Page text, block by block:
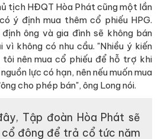
tịch HĐQT Hòa Phát cũng một lần
ý định mua thêm cổ phiếu HPG.
ông và gia đình sẽ không bán
vì không có nhu cầu. "Nhiều ý kiến
nên mua cổ phiếu để hỗ trợ khi
lực có hạn, nên nếu muốn mua
cho phép bán", ông Long nói.
Tập đoàn Hòa Phát sẽ
đông để trả cổ tức năm